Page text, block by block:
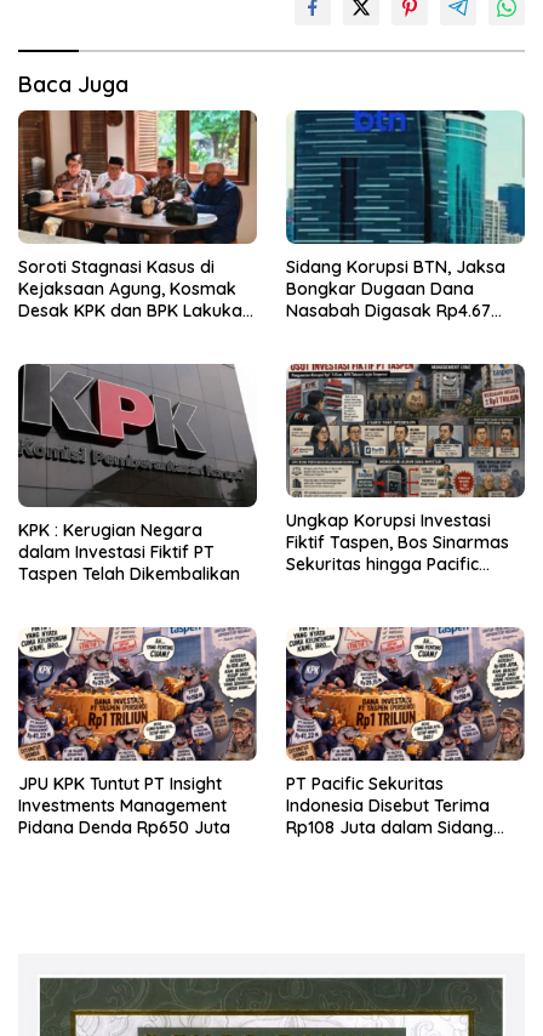
Baca Juga
Soroti Stagnasi Kasus di
Kejaksaan Agung, Kosmak
Desak KPK dan BPK Lakukan
Sidang Korupsi BTN, Jaksa
Bongkar Dugaan Dana
Nasabah Digasak Rp4.67
KPK : Kerugian Negara
dalam Investasi Fiktif PT
Taspen Telah Dikembalikan
Ungkap Korupsi Investasi
Fiktif Taspen, Bos Sinarmas
Sekuritas hingga Pacific
JPU KPK Tuntut PT Insight
Investments Management
Pidana Denda Rp650 Juta
PT Pacific Sekuritas
Indonesia Disebut Terima
Rp108 Juta dalam Sidang